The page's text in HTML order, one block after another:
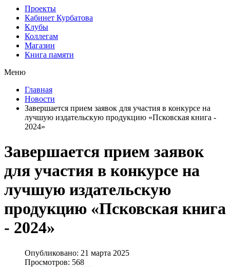
Проекты
Кабинет Курбатова
Клубы
Коллегам
Магазин
Книга памяти
Меню
Главная
Новости
Завершается прием заявок для участия в конкурсе на
лучшую издательскую продукцию «Псковская книга -
2024»
Завершается прием заявок
для участия в конкурсе на
лучшую издательскую
продукцию «Псковская книга
- 2024»
Опубликовано: 21 марта 2025
Просмотров: 568